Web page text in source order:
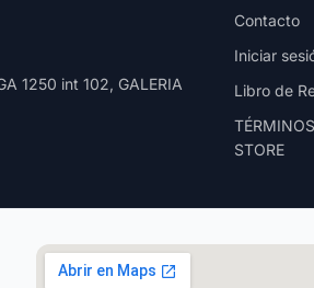
1250 int 102, GALERIA
Contacto
Iniciar
Libro de
STORE